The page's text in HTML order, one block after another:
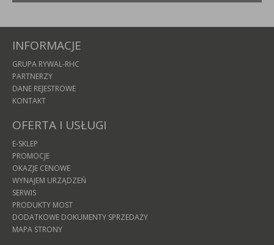
INFORMACJE
GRUPA RYWAL-RHC
PARTNERZY
DANE REJESTROWE
KONTAKT
OFERTA I USŁUGI
E-SKLEP
PROMOCJE
OKAZJE CENOWE
WYNAJEM URZĄDZEŃ
SERWIS
PRODUKTY MOST
DODATKOWE DOKUMENTY SPRZEDAŻY
MAPA STRONY